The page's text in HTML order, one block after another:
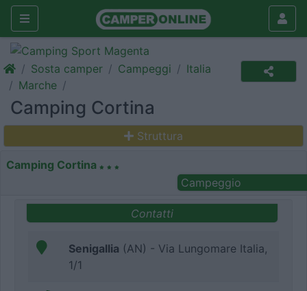
Sosta camper Campeggi
Italia
Marche
Camping Cortina
Struttura
Camping Cortina
Campeggio
Contatti
Senigallia (AN) - Via Lungomare Italia,
1/1